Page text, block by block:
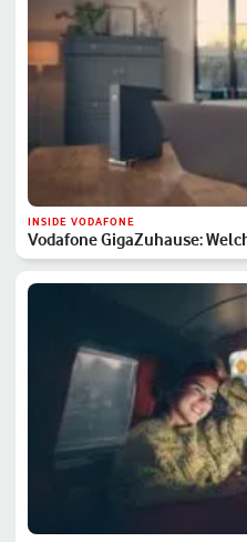
INSIDE VODAFONE
Vodafone GigaZuhause: